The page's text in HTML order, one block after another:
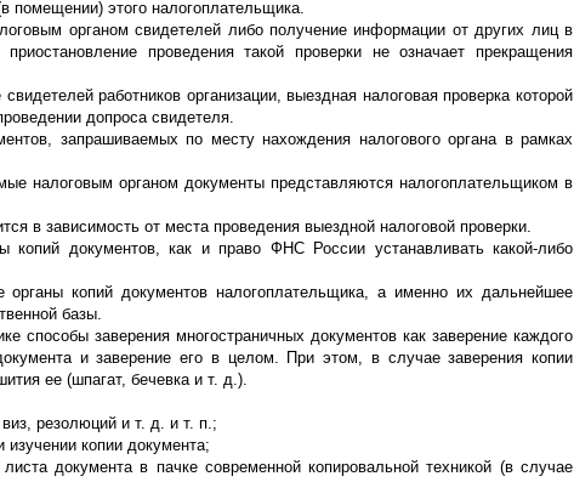
помещении) этого налогоплательщика.
органом свидетелей либо получение информации от других лиц в
проведения такой проверки не означает прекращения
работников организации, выездная налоговая проверка которой
допроса свидетеля.
запрашиваемых по месту нахождения налогового органа в рамках
налоговым органом документы представляются налогоплательщиком в
в зависимость от места проведения выездной налоговой проверки.
копий документов, как и право ФНС России устанавливать какой-либо
копий документов налогоплательщика, а именно их дальнейшее
базы.
заверения многостраничных документов как заверение каждого
и заверение его в целом. При этом, в случае заверения копии
ее (шпагат, бечевка и т. д.).
резолюций и т. д. и т. п.;
копии документа;
документа в пачке современной копировальной техникой (в случае